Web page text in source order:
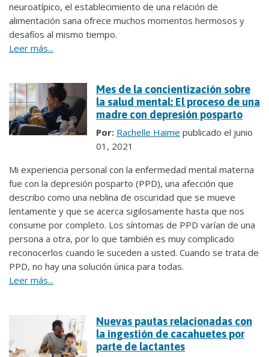
neuroatípico, el establecimiento de una relación de
alimentación sana ofrece muchos momentos hermosos y
desafíos al mismo tiempo.
Leer más...
Mes de la concientización sobre
la salud mental: El proceso de una
madre con depresión posparto
Por: Rachelle Haime publicado el junio
01, 2021
Mi experiencia personal con la enfermedad mental materna
fue con la depresión posparto (PPD), una afección que
describo como una neblina de oscuridad que se mueve
lentamente y que se acerca sigilosamente hasta que nos
consume por completo. Los síntomas de PPD varían de una
persona a otra, por lo que también es muy complicado
reconocerlos cuando le suceden a usted. Cuando se trata de
PPD, no hay una solución única para todas.
Leer más...
Nuevas pautas relacionadas con
la ingestión de cacahuetes por
parte de lactantes